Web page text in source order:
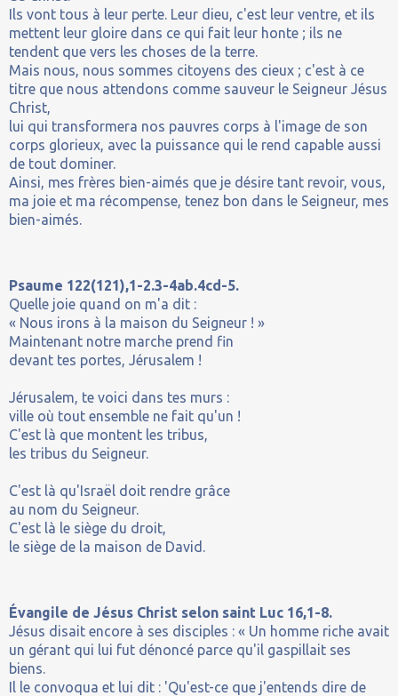
Ils vont tous à leur perte. Leur dieu, c'est leur ventre, et ils
mettent leur gloire dans ce qui fait leur honte ; ils ne
tendent que vers les choses de la terre.
Mais nous, nous sommes citoyens des cieux ; c'est à ce
titre que nous attendons comme sauveur le Seigneur Jésus
Christ,
lui qui transformera nos pauvres corps à l'image de son
corps glorieux, avec la puissance qui le rend capable aussi
de tout dominer.
Ainsi, mes frères bien-aimés que je désire tant revoir, vous,
ma joie et ma récompense, tenez bon dans le Seigneur, mes
bien-aimés.
Psaume 122(121),1-2.3-4ab.4cd-5.
Quelle joie quand on m'a dit :
« Nous irons à la maison du Seigneur ! »
Maintenant notre marche prend fin
devant tes portes, Jérusalem !
Jérusalem, te voici dans tes murs :
ville où tout ensemble ne fait qu'un !
C'est là que montent les tribus,
les tribus du Seigneur.
C'est là qu'Israël doit rendre grâce
au nom du Seigneur.
C'est là le siège du droit,
le siège de la maison de David.
Évangile de Jésus Christ selon saint Luc 16,1-8.
Jésus disait encore à ses disciples : « Un homme riche avait
un gérant qui lui fut dénoncé parce qu'il gaspillait ses
biens.
Il le convoqua et lui dit : 'Qu'est-ce que j'entends dire de